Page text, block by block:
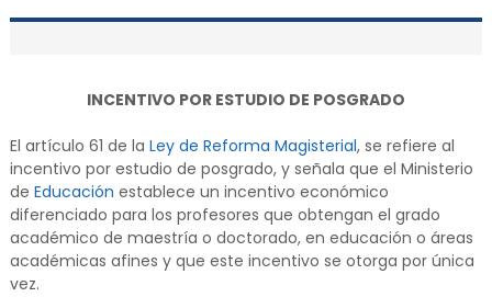
INCENTIVO POR ESTUDIO DE POSGRADO
El artículo 61 de la Ley de Reforma Magisterial, se refiere al
incentivo por estudio de posgrado, y señala que el Ministerio
de Educación establece un incentivo económico
diferenciado para los profesores que obtengan el grado
académico de maestría o doctorado, en educación o áreas
académicas afines y que este incentivo se otorga por única
vez.